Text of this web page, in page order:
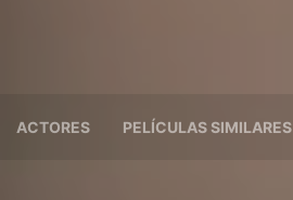
ACTORES PELÍCULAS SIMILARES